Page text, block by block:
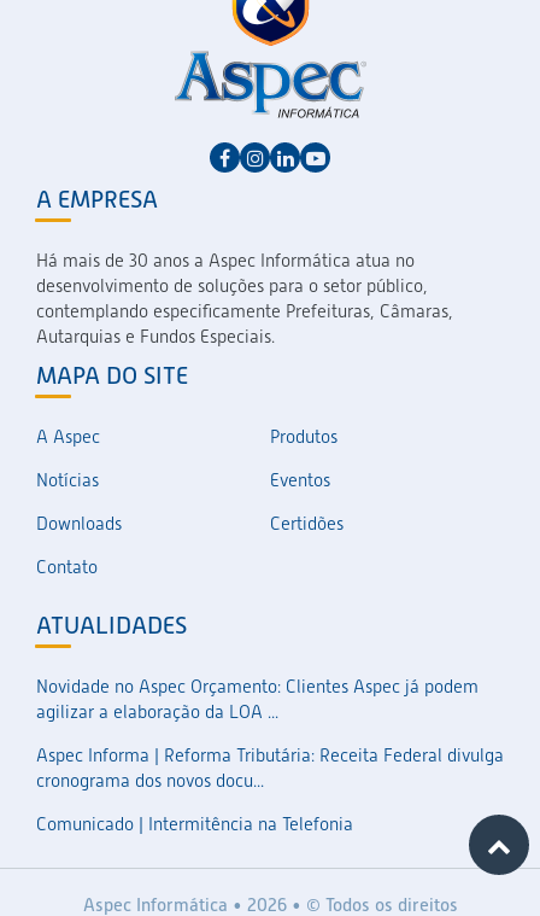
A EMPRESA
Há mais de 30 anos a Aspec Informática atua no
desenvolvimento de soluções para o setor público,
contemplando especificamente Prefeituras, Câmaras,
Autarquias e Fundos Especiais.
MAPA DO SITE
A Aspec
Produtos
Notícias
Eventos
Downloads
Certidões
Contato
ATUALIDADES
Novidade no Aspec Orçamento: Clientes Aspec já podem
agilizar a elaboração da LOA ...
Aspec Informa | Reforma Tributária: Receita Federal divulga
cronograma dos novos docu...
Comunicado | Intermitência na Telefonia
Aspec Informática • 2026 • © Todos os direitos